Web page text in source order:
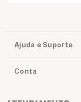
Ajuda e Suporte
Conta